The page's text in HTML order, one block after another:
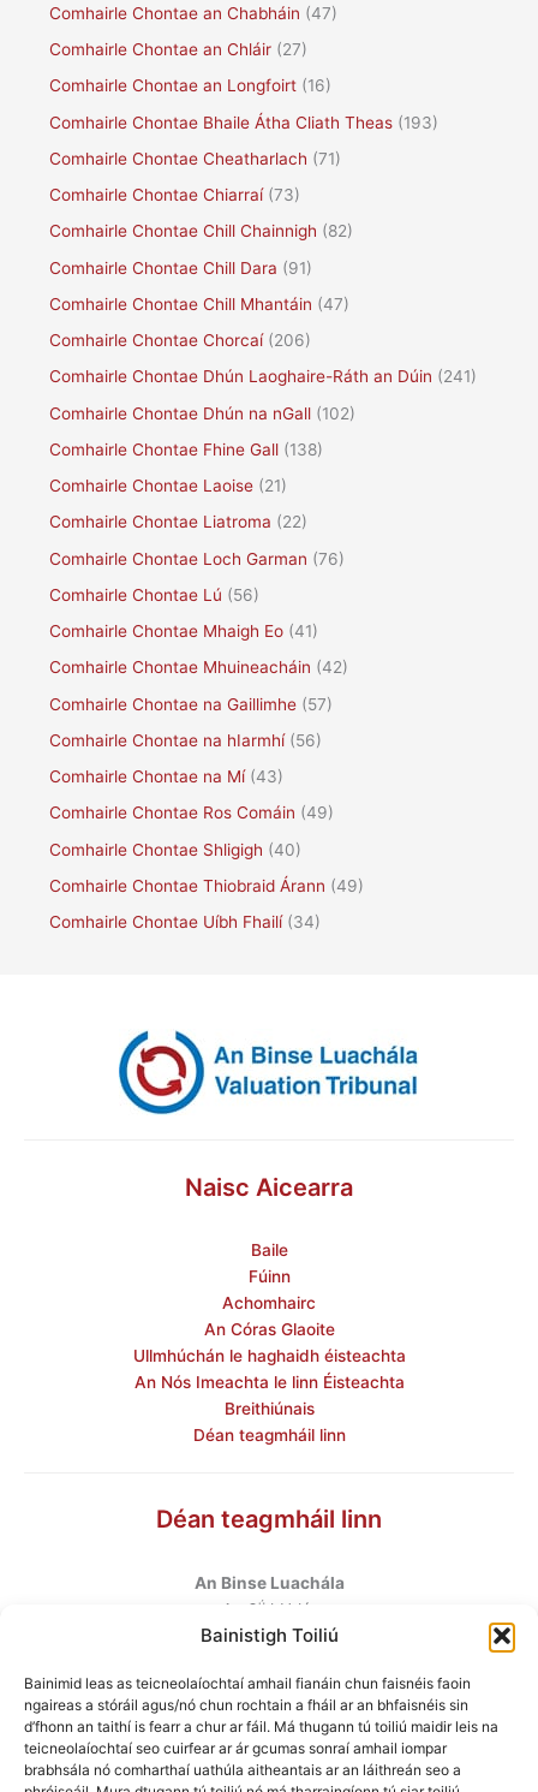
Bainistigh Toiliú
Bainimid leas as teicneolaíochtaí amhail fianáin chun faisnéis faoin
ngaireas a stóráil agus/nó chun rochtain a fháil ar an bhfaisnéis sin
d’fhonn an taithí is fearr a chur ar fáil. Má thugann tú toiliú maidir leis na
teicneolaíochtaí seo cuirfear ar ár gcumas sonraí amhail iompar
brabhsála nó comharthaí uathúla aitheantais ar an láithreán seo a
Comhairle Chontae an Chabháin (47)
Comhairle Chontae an Chláir (27)
Comhairle Chontae an Longfoirt (16)
Comhairle Chontae Bhaile Átha Cliath Theas (193)
Comhairle Chontae Cheatharlach (71)
Comhairle Chontae Chiarraí(73)
Comhairle Chontae Chill Chainnigh (82)
Comhairle Chontae Chill Dara (91)
Comhairle Chontae Chill Mhantáin (47)
Comhairle Chontae Chorcaí(206)
Comhairle Chontae Dhún Laoghaire-Ráth an Dúin (241)
Comhairle Chontae Dhún na nGall (102)
Comhairle Chontae Fhine Gall (138)
Comhairle Chontae Laoise (21)
Comhairle Chontae Liatroma (22)
Comhairle Chontae Loch Garman (76)
Comhairle Chontae Lú (56)
Comhairle Chontae Mhaigh Eo (41)
Comhairle Chontae Mhuineacháin (42)
Comhairle Chontae na Gaillimhe (57)
Comhairle Chontae na hIarmhí(56)
Comhairle Chontae na Mí(43)
Comhairle Chontae Ros Comáin (49)
Comhairle Chontae Shligigh (40)
Comhairle Chontae Thiobraid Árann (49)
Comhairle Chontae Uíbh Fhailí(34)
Naisc Aicearra
Baile
Fúinn
Achomhairc
An Córas Glaoite
Ullmhúchán le haghaidh éisteachta
An Nós Imeachta le linn Éisteachta
Breithiúnais
Déan teagmháil linn
Déan teagmháil linn
An Binse Luachála
An 6úhUrlár
Halla Mhargadh na Feirme
Baile Átha Cliath 7
D07 AEF4
Teileafón: +353 1 6760130